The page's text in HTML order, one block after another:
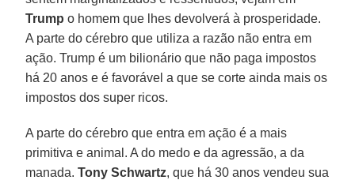
Trump o homem que lhes devolverá à prosperidade.
A parte do cérebro que utiliza a razão não entra em
ação. Trump é um bilionário que não paga impostos
há 20 anos e é favorável a que se corte ainda mais os
impostos dos super ricos.
A parte do cérebro que entra em ação é a mais
primitiva e animal. A do medo e da agressão, a da
manada.Tony Schwartz, que há 30 anos vendeu sua